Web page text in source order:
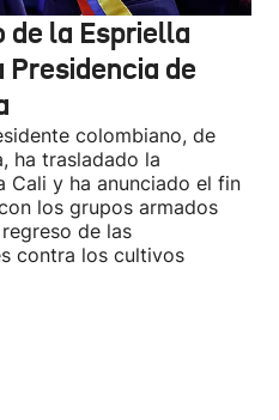
de la Espriella
Presidencia de
colombiano, de
ha trasladado la
Cali y ha anunciado el fin
los grupos armados
de las
contra los cultivos